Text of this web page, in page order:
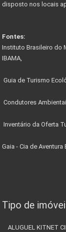
disposto nos locais
Fontes:
Instituto Brasileiro do
IBAMA,
Guia de Turismo
Condutores
Inventário da Oferta
Gaia - Cia de Aventura
Tipo de
ALUGUEL KITNET